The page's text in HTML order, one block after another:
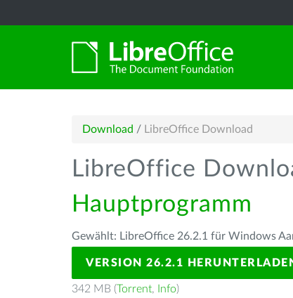
Download / LibreOffice Download
LibreOffice
Hauptprogramm
Gewählt: LibreOffice 26.2.1 für Windows
VERSION 26.2.1
342 MB (Torrent, Info)